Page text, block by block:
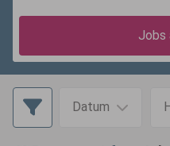
Jobs
Datum